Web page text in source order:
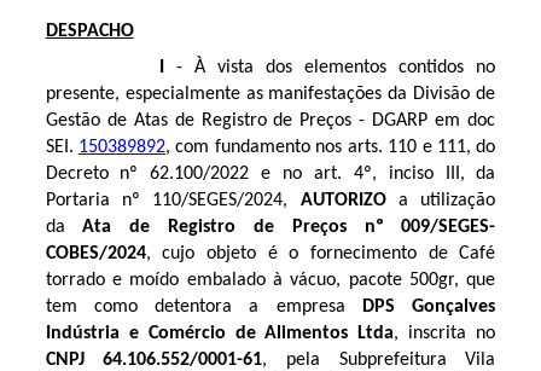
DESPACHO
- À vista dos elementos contidos no
presente, especialmente as manifestações da Divisão de
Gestão de Atas de Registro de Preços - DGARP em doc
SEI. 150389892, com fundamento nos arts. 110 e 111, do
Decreto nº 62.100/2022 e no art. 4º, inciso III, da
Portaria nº 110/SEGES/2024, AUTORIZOa utilização
daAta de Registro de Preços nº 009/SEGES-
COBES/2024, cujo objeto é o fornecimento de Café
torrado e moído embalado à vácuo, pacote 500gr, que
tem como detentora a empresa
DPS Gonçalves
Indústria e Comércio de Alimentos Ltda, inscrita no
CNPJ 64.106.552/0001-61, pela Subprefeitura Vila